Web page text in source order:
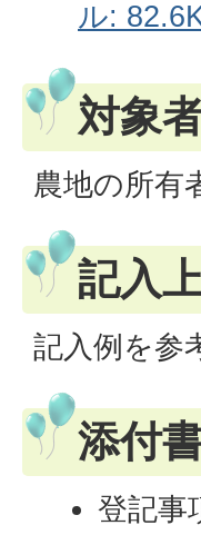
ル:
対象
農地の所有
記入
記入例を参
添付
登記事